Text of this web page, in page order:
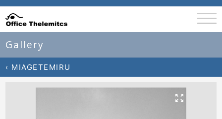
Gallery
‹ MIAGETEMIRU